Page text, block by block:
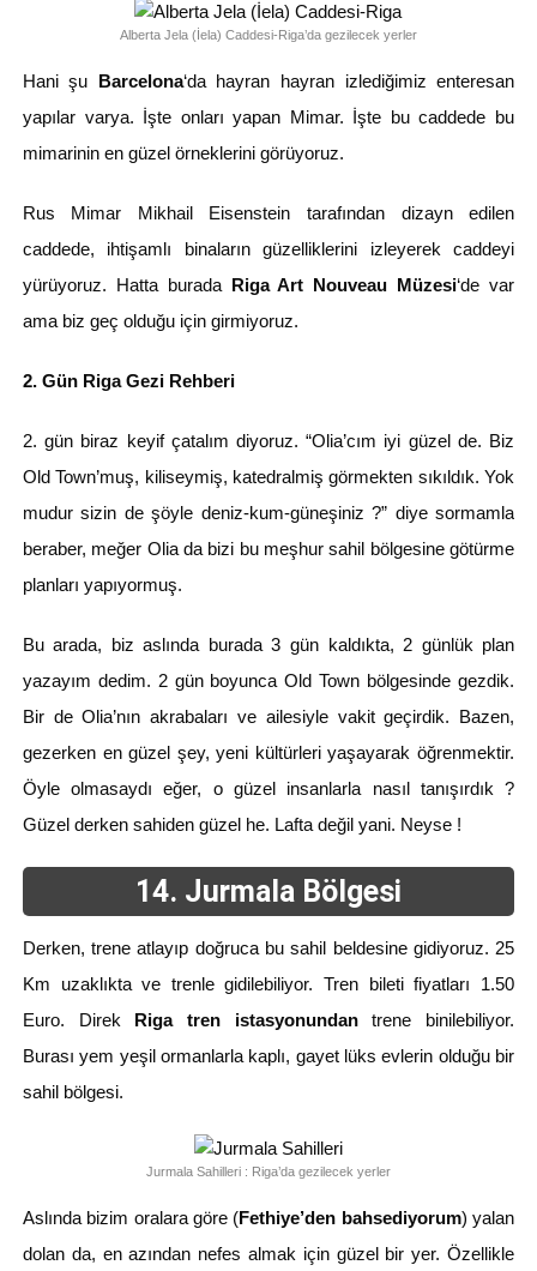
Alberta Jela (İela) Caddesi-Riga’da gezilecek yerler
Hani şu Barcelona‘da hayran hayran izlediğimiz enteresan
yapılar varya. İşte onları yapan Mimar. İşte bu caddede bu
mimarinin en güzel örneklerini görüyoruz.
Rus Mimar Mikhail Eisenstein tarafından dizayn edilen
caddede, ihtişamlı binaların güzelliklerini izleyerek caddeyi
yürüyoruz. Hatta burada Riga Art Nouveau Müzesi‘de var
ama biz geç olduğu için girmiyoruz.
2. Gün Riga Gezi Rehberi
2. gün biraz keyif çatalım diyoruz. “Olia’cım iyi güzel de. Biz
Old Town’muş, kiliseymiş, katedralmiş görmekten sıkıldık. Yok
mudur sizin de şöyle deniz-kum-güneşiniz ?” diye sormamla
beraber, meğer Olia da bizi bu meşhur sahil bölgesine götürme
planları yapıyormuş.
Bu arada, biz aslında burada 3 gün kaldıkta, 2 günlük plan
yazayım dedim. 2 gün boyunca Old Town bölgesinde gezdik.
Bir de Olia’nın akrabaları ve ailesiyle vakit geçirdik. Bazen,
gezerken en güzel şey, yeni kültürleri yaşayarak öğrenmektir.
Öyle olmasaydı eğer, o güzel insanlarla nasıl tanışırdık ?
Güzel derken sahiden güzel he. Lafta değil yani. Neyse !
14. Jurmala Bölgesi
Derken, trene atlayıp doğruca bu sahil beldesine gidiyoruz. 25
Km uzaklıkta ve trenle gidilebiliyor. Tren bileti fiyatları 1.50
Euro. Direk Riga tren istasyonundantrene binilebiliyor.
Burası yem yeşil ormanlarla kaplı, gayet lüks evlerin olduğu bir
sahil bölgesi.
Jurmala Sahilleri : Riga’da gezilecek yerler
Aslında bizim oralara göre (Fethiye’den bahsediyorum) yalan
dolan da, en azından nefes almak için güzel bir yer. Özellikle